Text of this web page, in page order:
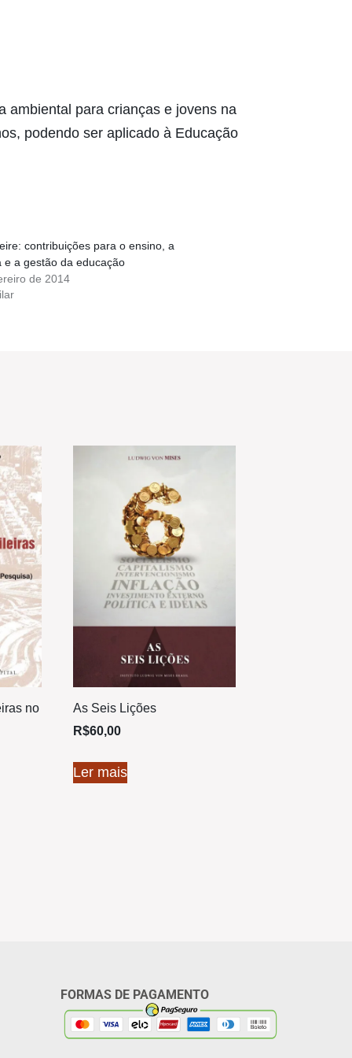
ambiental para crianças e jovens na
podendo ser aplicado à Educação
contribuições para o ensino, a
e a gestão da educação
de 2014
no
As Seis Lições
R$60,00
Ler mais
FORMAS DE PAGAMENTO